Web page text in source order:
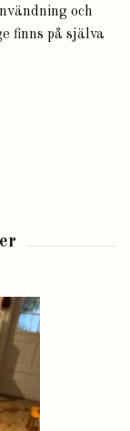
och
finns på själva